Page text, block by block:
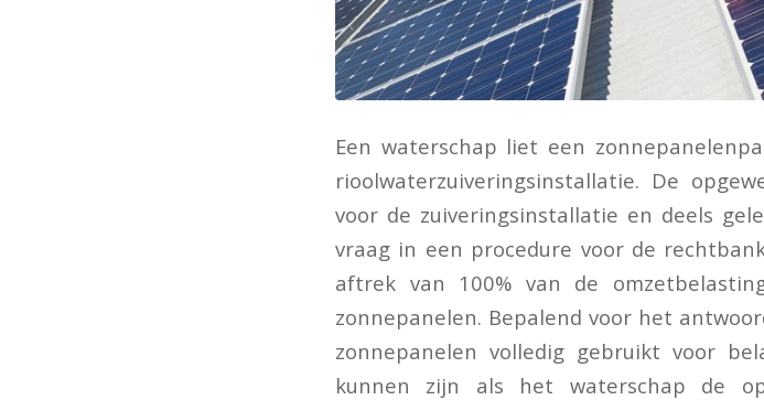
Een waterschap liet een
rioolwaterzuiveringsinstallatie. De
voor de zuiveringsinstallatie en deels
vraag in een procedure voor de
aftrek van 100% van de
zonnepanelen. Bepalend voor het
zonnepanelen volledig gebruikt voor
kunnen zijn als het waterschap de